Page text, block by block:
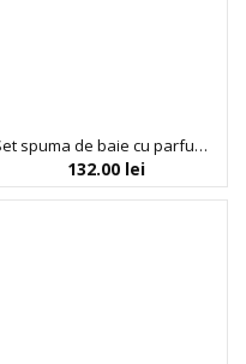
Set spuma de baie cu parfum de capsune, scrunchy, burete si sticker desert cu capsune, Sweet Pink, Inuwet, 4 articole
132.00 lei